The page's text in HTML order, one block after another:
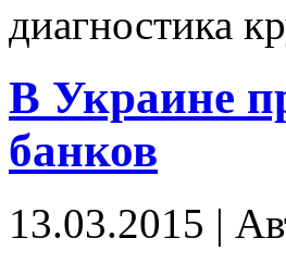
диагностика
В Украине
банков
13.03.2015 |